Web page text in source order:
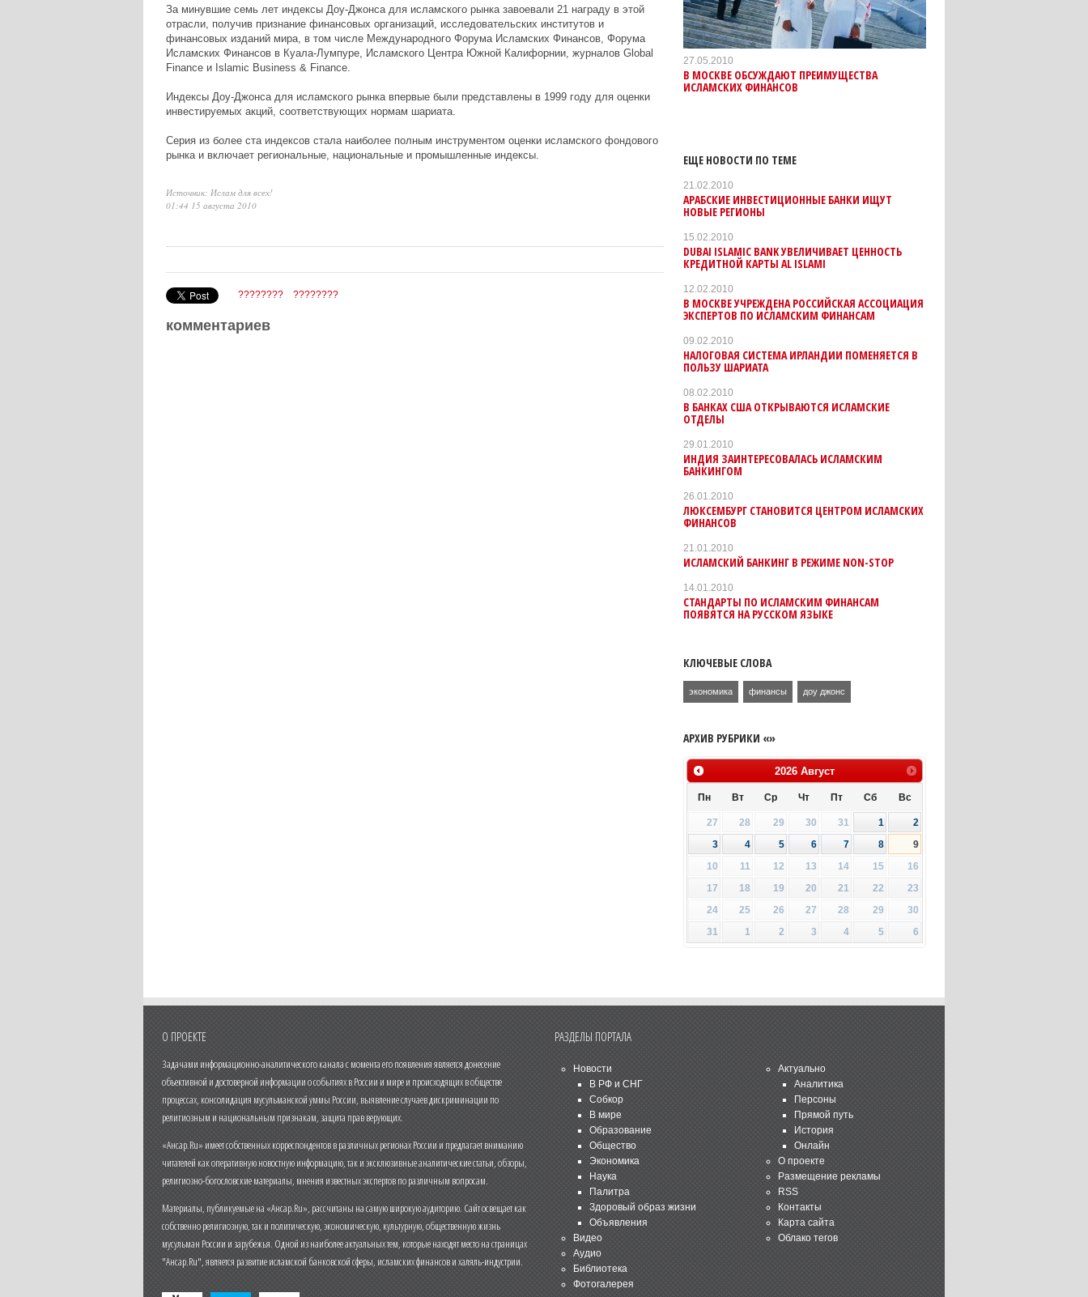
За минувшие семь лет индексы Доу-Джонса для исламского рынка завоевали 21 награду в этой
отрасли, получив признание финансовых организаций, исследовательских институтов и
финансовых изданий мира, в том числе Международного Форума Исламских Финансов, Форума
Исламских Финансов в Куала-Лумпуре, Исламского Центра Южной Калифорнии, журналов Global
Finance и Islamic Business & Finance.
Индексы Доу-Джонса для исламского рынка впервые были представлены в 1999 году для оценки
инвестируемых акций, соответствующих нормам шариата.
Серия из более ста индексов стала наиболее полным инструментом оценки исламского фондового
рынка и включает региональные, национальные и промышленные индексы.
Источник: Ислам для всех!
01:44 15 августа 2010
???????? ????????
комментариев
27.05.2010
В МОСКВЕ ОБСУЖДАЮТ ПРЕИМУЩЕСТВА
ИСЛАМСКИХ ФИНАНСОВ
ЕЩЕ НОВОСТИ ПО ТЕМЕ
21.02.2010
АРАБСКИЕ ИНВЕСТИЦИОННЫЕ БАНКИ ИЩУТ
НОВЫЕ РЕГИОНЫ
15.02.2010
DUBAI ISLAMIC BANK УВЕЛИЧИВАЕТ ЦЕННОСТЬ
КРЕДИТНОЙ КАРТЫ AL ISLAMI
12.02.2010
В МОСКВЕ УЧРЕЖДЕНА РОССИЙСКАЯ АССОЦИАЦИЯ
ЭКСПЕРТОВ ПО ИСЛАМСКИМ ФИНАНСАМ
09.02.2010
НАЛОГОВАЯ СИСТЕМА ИРЛАНДИИ ПОМЕНЯЕТСЯ В
ПОЛЬЗУ ШАРИАТА
08.02.2010
В БАНКАХ США ОТКРЫВАЮТСЯ ИСЛАМСКИЕ
ОТДЕЛЫ
29.01.2010
ИНДИЯ ЗАИНТЕРЕСОВАЛАСЬ ИСЛАМСКИМ
БАНКИНГОМ
26.01.2010
ЛЮКСЕМБУРГ СТАНОВИТСЯ ЦЕНТРОМ ИСЛАМСКИХ
ФИНАНСОВ
21.01.2010
ИСЛАМСКИЙ БАНКИНГ В РЕЖИМЕ NON-STOP
14.01.2010
СТАНДАРТЫ ПО ИСЛАМСКИМ ФИНАНСАМ
ПОЯВЯТСЯ НА РУССКОМ ЯЗЫКЕ
КЛЮЧЕВЫЕ СЛОВА
экономика финансы доу джонс
АРХИВ РУБРИКИ «»
2026 Август
Пн Вт Ср Чт Пт Сб Вс
27 28 29 30 31 1
2
3
4 5 6 7 8
9
10
11 12 13 14 15
16
17
18 19 20 21 22
23
24
25 26 27 28 29
30
31
1 2 3 4 5 6
О ПРОЕКТЕ
Задачами информационно-аналитического канала с момента его появления является донесение
объективной и достоверной информации о событиях в России и мире и происходящих в обществе
процессах, консолидация мусульманской уммы России, выявление случаев дискриминации по
религиозным и национальным признакам, защита прав верующих.
«Ансар.Ru» имеет собственных корреспондентов в различных регионах России и предлагает вниманию
читателей как оперативную новостную информацию, так и эксклюзивные аналитические статьи, обзоры,
религиозно-богословские материалы, мнения известных экспертов по различным вопросам.
Материалы, публикуемые на «Ансар.Ru», рассчитаны на самую широкую аудиторию. Сайт освещает как
собственно религиозную, так и политическую, экономическую, культурную, общественную жизнь
мусульман России и зарубежья. Одной из наиболее актуальных тем, которые находят место на страницах
"Ансар.Ru", является развитие исламской банковской сферы, исламских финансов и халяль-индустрии.
РАЗДЕЛЫ ПОРТАЛА
Новости
В РФ и СНГ
Собкор
В мире
Образование
Общество
Экономика
Наука
Палитра
Здоровый образ жизни
Объявления
Видео
Аудио
Библиотека
Фотогалерея
Актуально
Аналитика
Персоны
Прямой путь
История
Онлайн
О проекте
Размещение рекламы
RSS
Контакты
Карта сайта
Облако тегов